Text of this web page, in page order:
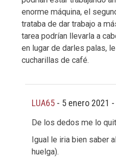
enorme máquina, el
trataba de dar trabajo a
tarea podrían llevarla a
en lugar de darles palas,
cucharillas de café.
LUA65 - 5 enero 2021
De los dedos me lo
Igual le iria bien saber
huelga).